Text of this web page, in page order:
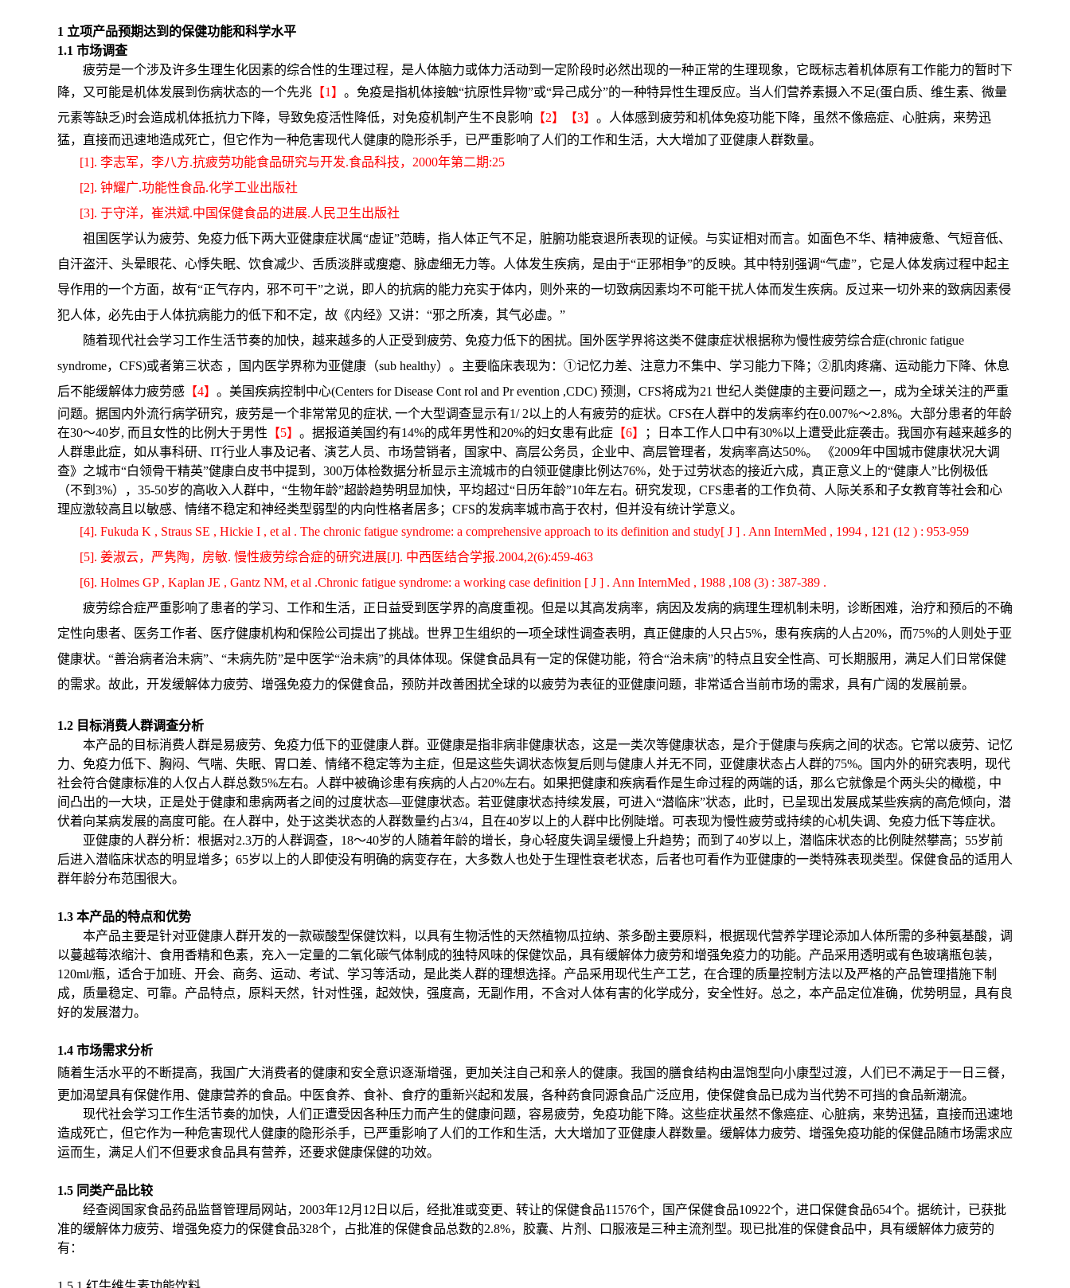
1 立项产品预期达到的保健功能和科学水平
1.1 市场调查
疲劳是一个涉及许多生理生化因素的综合性的生理过程，是人体脑力或体力活动到一定阶段时必然出现的一种正常的生理现象，它既标志着机体原有工作能力的暂时下
降，又可能是机体发展到伤病状态的一个先兆 【1 】 。 免疫是指机体接触“抗原性异物”或“异己成分”的一种特异性生理反应。当人们营养素摄入不足(蛋白质、维生素、微量
元素等缺乏)时会造成机体抵抗力下降，导致免疫活性降低，对免疫机制产生不良影响 【2】【3】 。人体感到疲劳和机体免疫功能下降，虽然不像癌症、心脏病，来势迅
猛，直接而迅速地造成死亡，但它作为一种危害现代人健康的隐形杀手，已严重影响了人们的工作和生活，大大增加了亚健康人群数量。
[1]. 李志军，李八方.抗疲劳功能食品研究与开发.食品科技，2000年第二期:25
[2]. 钟耀广.功能性食品.化学工业出版社
[3]. 于守洋，崔洪斌.中国保健食品的进展.人民卫生出版社
祖国医学认为疲劳、免疫力低下两大亚健康症状属“虚证”范畴，指人体正气不足，脏腑功能衰退所表现的证候。与实证相对而言。如面色不华、精神疲惫、气短音低、
自汗盗汗、头晕眼花、心悸失眠、饮食减少、舌质淡胖或瘦瘪、脉虚细无力等。人体发生疾病，是由于“正邪相争”的反映。其中特别强调“气虚”，它是人体发病过程中起主
导作用的一个方面，故有“正气存内，邪不可干”之说，即人的抗病的能力充实于体内，则外来的一切致病因素均不可能干扰人体而发生疾病。反过来一切外来的致病因素侵
犯人体，必先由于人体抗病能力的低下和不定，故《内经》又讲：“邪之所凑，其气必虚。”
随着现代社会学习工作生活节奏的加快，越来越多的人正受到疲劳、免疫力低下的困扰。国外医学界将这类不健康症状根据称为慢性疲劳综合症(chronic fatigue
syndrome，CFS)或者第三状态 ，国内医学界称为亚健康（sub healthy）。主要临床表现为：①记忆力差、注意力不集中、学习能力下降；②肌肉疼痛、运动能力下降、休息
后不能缓解体力疲劳感 【4】 。美国疾病控制中心(Centers for Disease Cont rol and Pr evention ,CDC) 预测，CFS将成为21 世纪人类健康的主要问题之一，成为全球关注的严重
问题。据国内外流行病学研究，疲劳是一个非常常见的症状, 一个大型调查显示有1/ 2以上的人有疲劳的症状。CFS在人群中的发病率约在0.007%～2.8%。大部分患者的年龄
在30～40岁, 而且女性的比例大于男性 【5】 。据报道美国约有14%的成年男性和20%的妇女患有此症 【6】
；日本工作人口中有30%以上遭受此症袭击。我国亦有越来越多的
人群患此症，如从事科研、IT行业人事及记者、演艺人员、市场营销者，国家中、高层公务员，企业中、高层管理者，发病率高达50%。 《2009年中国城市健康状况大调
查》之城市“白领骨干精英”健康白皮书中提到，300万体检数据分析显示主流城市的白领亚健康比例达76%，处于过劳状态的接近六成，真正意义上的“健康人”比例极低
（不到3%），35-50岁的高收入人群中，“生物年龄”超龄趋势明显加快，平均超过“日历年龄”10年左右。研究发现，CFS患者的工作负荷、人际关系和子女教育等社会和心
理应激较高且以敏感、情绪不稳定和神经类型弱型的内向性格者居多；CFS的发病率城市高于农村，但并没有统计学意义。
[4]. Fukuda K , Straus SE , Hickie I , et al . The chronic fatigue syndrome: a comprehensive approach to its definition and study[ J ] . Ann InternMed , 1994 , 121 (12 ) : 953-959
[5]. 姜淑云，严隽陶，房敏. 慢性疲劳综合症的研究进展[J]. 中西医结合学报.2004,2(6):459-463
[6]. Holmes GP , Kaplan JE , Gantz NM, et al .Chronic fatigue syndrome: a working case definition [ J ] . Ann InternMed , 1988 ,108 (3) : 387-389 .
疲劳综合症严重影响了患者的学习、工作和生活，正日益受到医学界的高度重视。但是以其高发病率，病因及发病的病理生理机制未明，诊断困难，治疗和预后的不确
定性向患者、医务工作者、医疗健康机构和保险公司提出了挑战。世界卫生组织的一项全球性调查表明，真正健康的人只占5%，患有疾病的人占20%，而75%的人则处于亚
健康状。“善治病者治未病”、“未病先防”是中医学“治未病”的具体体现。保健食品具有一定的保健功能，符合“治未病”的特点且安全性高、可长期服用，满足人们日常保健
的需求。故此，开发缓解体力疲劳、增强免疫力的保健食品，预防并改善困扰全球的以疲劳为表征的亚健康问题，非常适合当前市场的需求，具有广阔的发展前景。
1.2 目标消费人群调查分析
本产品的目标消费人群是易疲劳、免疫力低下的亚健康人群。亚健康是指非病非健康状态，这是一类次等健康状态，是介于健康与疾病之间的状态。它常以疲劳、记忆
力、免疫力低下、胸闷、气喘、失眠、胃口差、情绪不稳定等为主症，但是这些失调状态恢复后则与健康人并无不同，亚健康状态占人群的75%。
国内外的研究表明，现代
社会符合健康标准的人仅占人群总数5%左右。人群中被确诊患有疾病的人占20%左右。如果把健康和疾病看作是生命过程的两端的话，那么它就像是个两头尖的橄榄，中
间凸出的一大块，正是处于健康和患病两者之间的过度状态—亚健康状态。若亚健康状态持续发展，可进入“潜临床”状态，此时，已呈现出发展成某些疾病的高危倾向，潜
伏着向某病发展的高度可能。在人群中，处于这类状态的人群数量约占3/4，且在40岁以上的人群中比例陡增。可表现为慢性疲劳或持续的心机失调、免疫力低下等症状。
亚健康的人群分析：根据对2.3万的人群调查，18～40岁的人随着年龄的增长，身心轻度失调呈缓慢上升趋势；而到了40岁以上，潜临床状态的比例陡然攀高；55岁前
后进入潜临床状态的明显增多；65岁以上的人即使没有明确的病变存在，大多数人也处于生理性衰老状态，后者也可看作为亚健康的一类特殊表现类型。保健食品的适用人
群年龄分布范围很大。
1.3 本产品的特点和优势
本产品主要是针对亚健康人群开发的一款碳酸型保健饮料，以具有生物活性的天然植物瓜拉纳、茶多酚主要原料，根据现代营养学理论添加人体所需的多种氨基酸，调
以蔓越莓浓缩汁、食用香精和色素，充入一定量的二氧化碳气体制成的独特风味的保健饮品，具有缓解体力疲劳和增强免疫力的功能。产品采用透明或有色玻璃瓶包装，
120ml/瓶，适合于加班、开会、商务、运动、考试、学习等活动，是此类人群的理想选择。产品采用现代生产工艺，在合理的质量控制方法以及严格的产品管理措施下制
成，质量稳定、可靠。产品特点，原料天然，针对性强，起效快，强度高，无副作用，不含对人体有害的化学成分，安全性好。总之，本产品定位准确，优势明显，具有良
好的发展潜力。
1.4 市场需求分析
随着生活水平的不断提高， 我国广大消费者的健康和安全意识逐渐增强，更加关注自己和亲人的健康。我国的膳食结构由温饱型向小康型过渡，人们已不满足于一日三餐，
更加渴望具有保健作用、健康营养的食品。中医食养、食补、食疗的重新兴起和发展，各种药食同源食品广泛应用，使保健食品已成为当代势不可挡的食品新潮流。
现代社会学习工作生活节奏的加快，人们正遭受因各种压力而产生的健康问题，容易疲劳，免疫功能下降。这些症状虽然不像癌症、心脏病，来势迅猛，直接而迅速地
造成死亡，但它作为一种危害现代人健康的隐形杀手，已严重影响了人们的工作和生活，大大增加了亚健康人群数量。缓解体力疲劳、增强免疫功能的保健品随市场需求应
运而生，满足人们不但要求食品具有营养，还要求健康保健的功效。
1.5 同类产品比较
经查阅国家食品药品监督管理局网站， 2003年12月 12 日以后，经批准或变更、转让的保健食品11576个，国产保健食品10922个， 进口保健食品654个。据统计，已获批
准的缓解体力疲劳、增强免疫力的保健食品328个，占批准的保健食品总数的2.8%， 胶囊、片剂、口服液是三种主流剂型。 现已批准的保健食品中，具有缓解体力疲劳的
有：